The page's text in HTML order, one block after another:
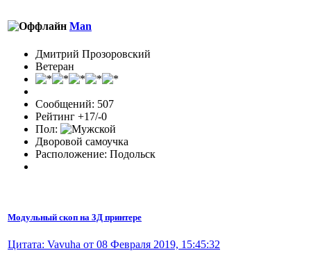
Man
Дмитрий Прозоровский
Ветеран
Сообщений: 507
Рейтинг +17/-0
Пол:
Дворовой самоучка
Расположение: Подольск
Модульный скоп на 3Д принтере
Цитата: Vavuha от 08 Февраля 2019, 15:45:32